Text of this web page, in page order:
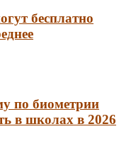
бесплатно
по биометрии
в школах в 2026